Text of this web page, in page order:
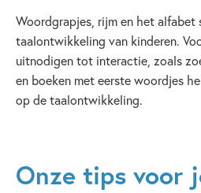
Woordgrapjes, rijm en het alfabet
taalontwikkeling van kinderen.
uitnodigen tot interactie, zoals
en boeken met eerste woordjes
op de taalontwikkeling.
Onze tips voor